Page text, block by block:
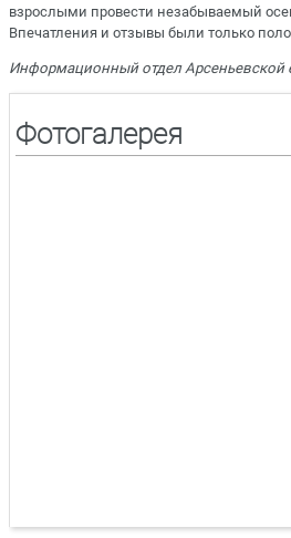
взрослыми провести незабываемый
Впечатления и отзывы были только
Информационный отдел Арсеньевской
Фотогалерея